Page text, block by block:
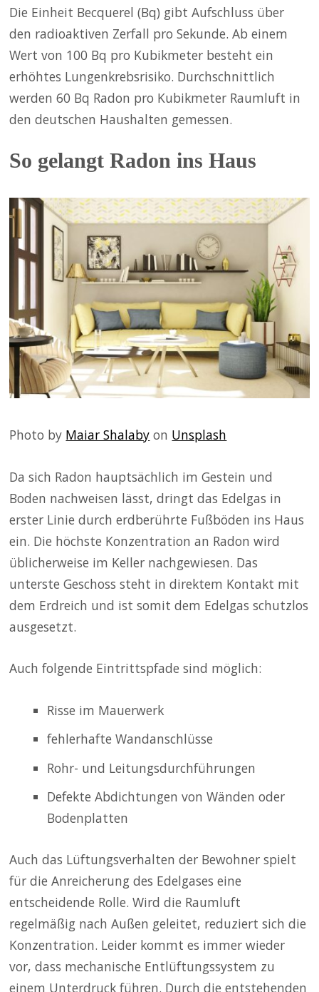
Die Einheit Becquerel (Bq) gibt Aufschluss über
den radioaktiven Zerfall pro Sekunde. Ab einem
Wert von 100 Bq pro Kubikmeter besteht ein
erhöhtes Lungenkrebsrisiko. Durchschnittlich
werden 60 Bq Radon pro Kubikmeter Raumluft in
den deutschen Haushalten gemessen.
So gelangt Radon ins Haus
Photo by Maiar Shalaby on Unsplash
Da sich Radon hauptsächlich im Gestein und
Boden nachweisen lässt, dringt das Edelgas in
erster Linie durch erdberührte Fußböden ins Haus
ein. Die höchste Konzentration an Radon wird
üblicherweise im Keller nachgewiesen. Das
unterste Geschoss steht in direktem Kontakt mit
dem Erdreich und ist somit dem Edelgas schutzlos
ausgesetzt.
Auch folgende Eintrittspfade sind möglich:
Risse im Mauerwerk
fehlerhafte Wandanschlüsse
Rohr- und Leitungsdurchführungen
Defekte Abdichtungen von Wänden oder
Bodenplatten
Auch das Lüftungsverhalten der Bewohner spielt
für die Anreicherung des Edelgases eine
entscheidende Rolle. Wird die Raumluft
regelmäßig nach Außen geleitet, reduziert sich die
Konzentration. Leider kommt es immer wieder
vor, dass mechanische Entlüftungssystem zu
einem Unterdruck führen. Durch die entstehenden